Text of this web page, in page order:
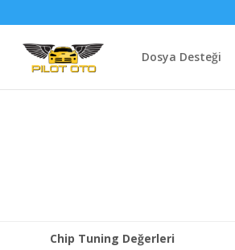
Dosya Desteği
Chip Tuning Değerleri